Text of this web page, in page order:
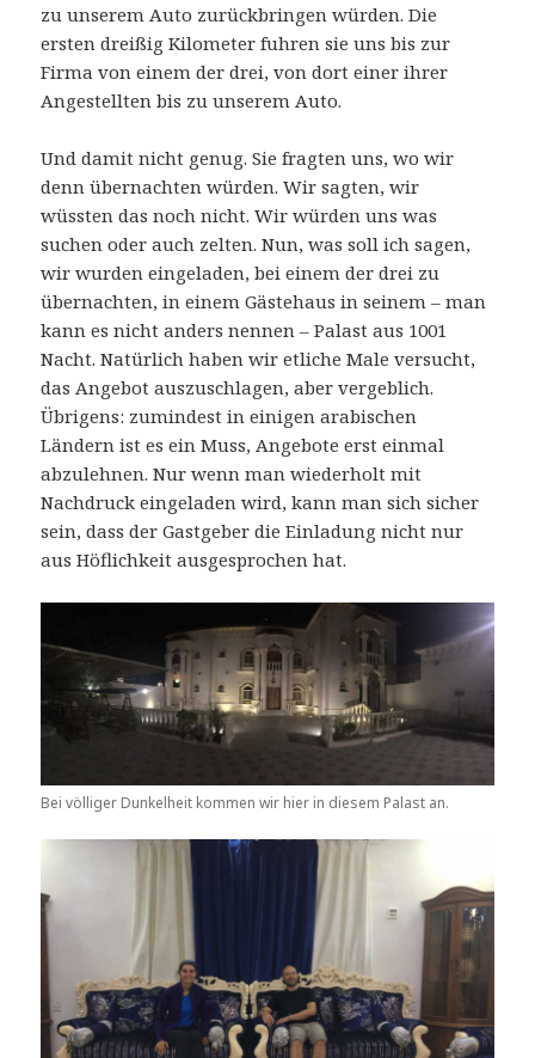
zu unserem Auto zurückbringen würden. Die
ersten dreißig Kilometer fuhren sie uns bis zur
Firma von einem der drei, von dort einer ihrer
Angestellten bis zu unserem Auto.
Und damit nicht genug. Sie fragten uns, wo wir
denn übernachten würden. Wir sagten, wir
wüssten das noch nicht. Wir würden uns was
suchen oder auch zelten. Nun, was soll ich sagen,
wir wurden eingeladen, bei einem der drei zu
übernachten, in einem Gästehaus in seinem – man
kann es nicht anders nennen – Palast aus 1001
Nacht. Natürlich haben wir etliche Male versucht,
das Angebot auszuschlagen, aber vergeblich.
Übrigens: zumindest in einigen arabischen
Ländern ist es ein Muss, Angebote erst einmal
abzulehnen. Nur wenn man wiederholt mit
Nachdruck eingeladen wird, kann man sich sicher
sein, dass der Gastgeber die Einladung nicht nur
aus Höflichkeit ausgesprochen hat.
Bei völliger Dunkelheit kommen wir hier in diesem Palast an.